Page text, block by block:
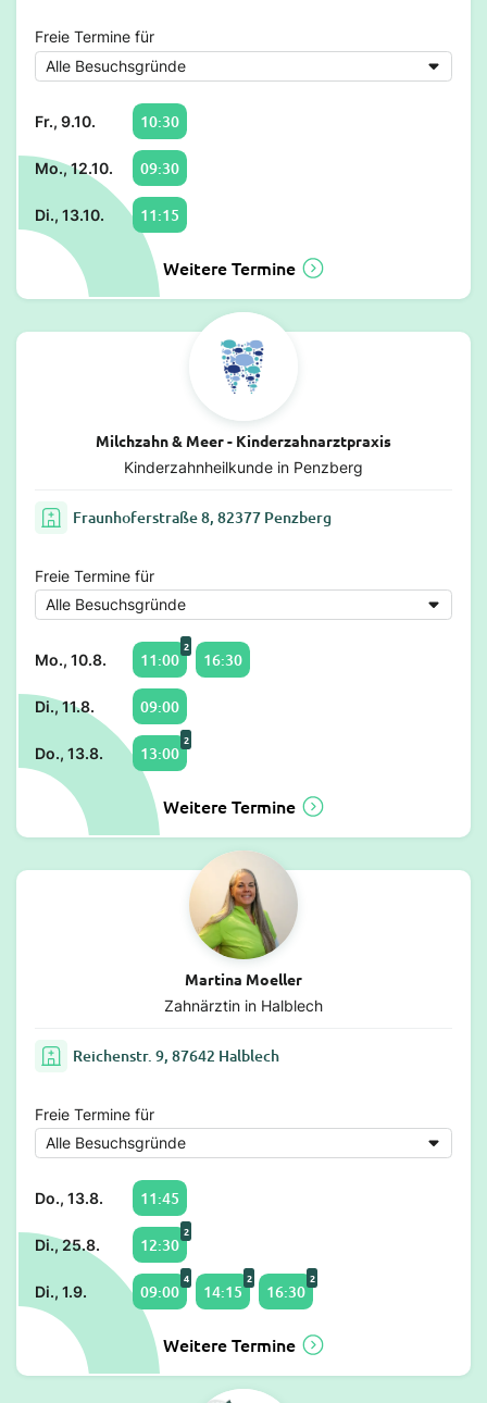
Freie Termine für
Fr., 9.10. 10:30
Mo., 12.10. 09:30
Di., 13.10. 11:15
Weitere Termine
Milchzahn & Meer - Kinderzahnarztpraxis
Kinderzahnheilkunde in Penzberg
Fraunhoferstraße 8, 82377 Penzberg
Freie Termine für
Mo., 10.8. 11:00
2
16:30
Di., 11.8. 09:00
Do., 13.8. 13:00
2
Weitere Termine
Martina Moeller
Zahnärztin in Halblech
Reichenstr. 9, 87642 Halblech
Freie Termine für
Do., 13.8. 11:45
Di., 25.8. 12:30
2
Di., 1.9. 09:00
4
14:15
2
16:30
2
Weitere Termine